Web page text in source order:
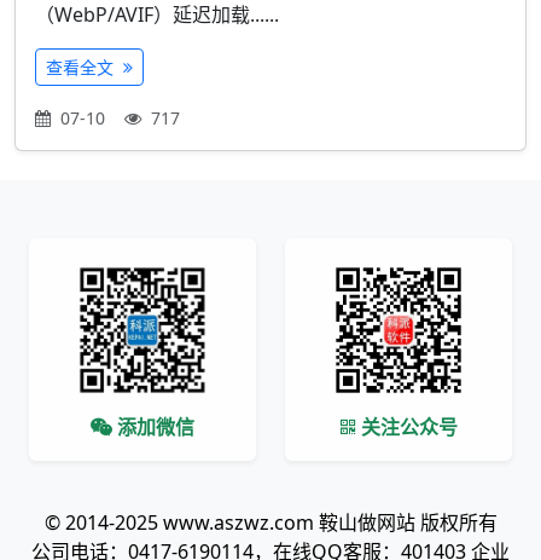
（WebP/AVIF）延迟加载......
查看全文
07-10 717
添加微信 关注公众号
© 2014-2025 www.aszwz.com 鞍山做网站 版权所有
公司电话：0417-6190114，在线QQ客服：401403 企业